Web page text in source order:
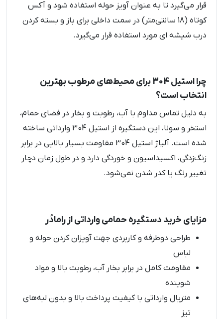
قرار می‌گیرد تا به عنوان آویز حوله استفاده شود و آکس
کوتاه (18 سانتی‌متر) در سمت داخلی برای باز و بسته کردن
درب شیشه ای مورد استفاده قرار می‌گیرد.
چرا استیل 304 برای محیط‌های مرطوب بهترین
انتخاب است؟
به دلیل تماس مداوم با آب، رطوبت و بخار در فضای حمام،
استخر و سونا، این دستگیره از استیل 304 وارداتی ساخته
شده است. آلیاژ استیل 304 مقاومت بسیار بالایی در برابر
زنگ‌زدگی، اکسیداسیون و خوردگی دارد و در طول زمان دچار
تغییر رنگ یا کدر شدن نمی‌شود.
مزایای خرید دستگیره حمامی وارداتی از رامادُر
طراحی دوطرفه و کاربردی جهت آویزان کردن حوله و
لباس
مقاومت کامل در برابر بخار آب، رطوبت بالا و مواد
شوینده
متریال وارداتی با کیفیت پرداخت بالا و بدون لبه‌های
تیز